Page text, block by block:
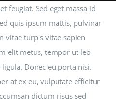
feugiat. Sed eget massa id
quis ipsum mattis, pulvinar
vitae turpis vitae sapien
elit metus, tempor ut leo
Donec eu porta nisi.
at ex eu, vulputate efficitur
dictum risus sed